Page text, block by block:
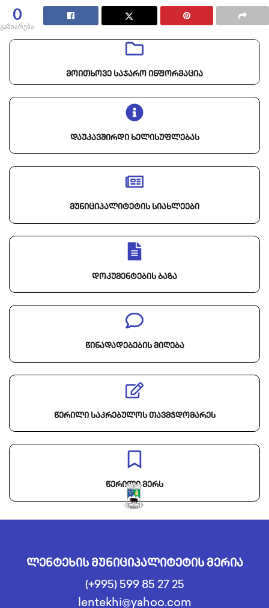
0
გაზიარება
მოითხოვე საჯარო ინფორმაცია
დაუკავშირდი ხელისუფლებას
მუნიციპალიტეტის სიახლეები
დოკუმენტების ბაზა
წინადადებების მიღება
წერილი საკრებულოს თავმჯდომარეს
წერილი მერს
ლენტეხის მუნიციპალიტეტის მერია
(+995) 599 85 27 25
lentekhi@yahoo.com